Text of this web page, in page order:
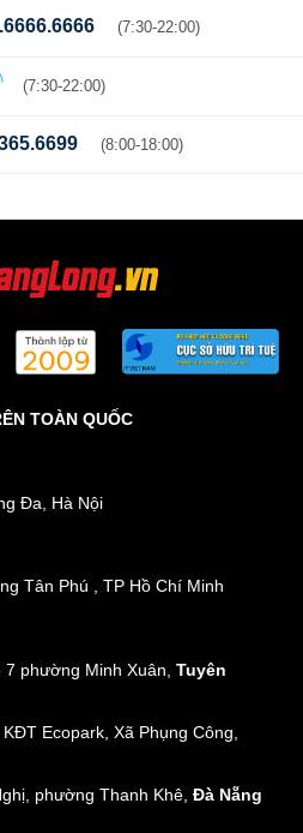
(7:30-22:00)
(7:30-22:00)
(8:00-18:00)
TOÀN QUỐC
Đa, Hà Nội
Tân Phú , TP Hồ Chí Minh
phường Minh Xuân, Tuyên
Ecopark, Xã Phụng Công,
phường Thanh Khê, Đà Nẵng